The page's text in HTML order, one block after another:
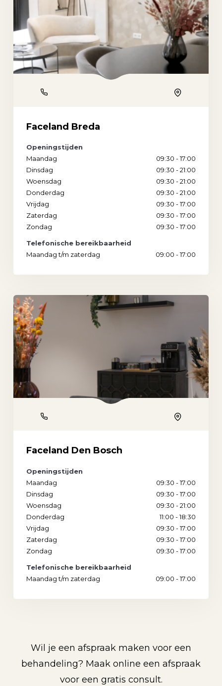
Faceland Breda
Openingstijden
Maandag
09:30 - 17:00
Dinsdag
09:30 - 21:00
Woensdag
09:30 - 21:00
Donderdag
09:30 - 21:00
Vrijdag
09:30 - 17:00
Zaterdag
09:30 - 17:00
Zondag
09:30 - 17:00
Telefonische bereikbaarheid
Maandag t/m zaterdag
09:00 - 17:00
Faceland Den Bosch
Openingstijden
Maandag
09:30 - 17:00
Dinsdag
09:30 - 17:00
Woensdag
09:30 - 21:00
Donderdag
11:00 - 18:30
Vrijdag
09:30 - 17:00
Zaterdag
09:30 - 17:00
Zondag
09:30 - 17:00
Telefonische bereikbaarheid
Maandag t/m zaterdag
09:00 - 17:00
Wil je een afspraak maken voor een
behandeling? Maak online een afspraak
voor een gratis consult.